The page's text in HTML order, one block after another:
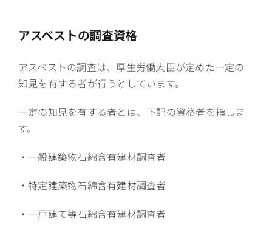
アスベストの調査資格
アスベストの調査は、厚生労働大臣が定めた一定の
知見を有する者が行うとしています。
一定の知見を有する者とは、下記の資格者を指しま
す。
・一般建築物石綿含有建材調査者
・特定建築物石綿含有建材調査者
・一戸建て等石綿含有建材調査者